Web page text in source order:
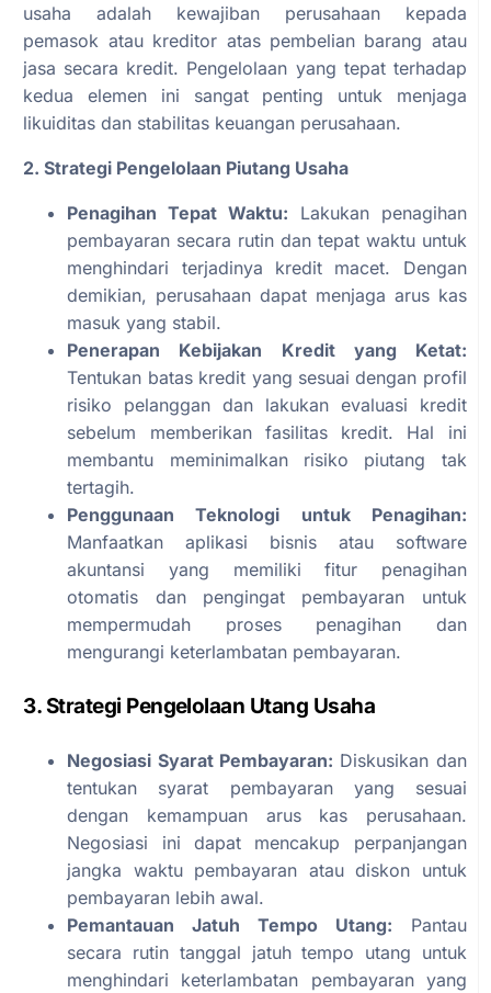
usaha adalah kewajiban perusahaan kepada
pemasok atau kreditor atas pembelian barang atau
jasa secara kredit. Pengelolaan yang tepat terhadap
kedua elemen ini sangat penting untuk menjaga
likuiditas dan stabilitas keuangan perusahaan.
2. Strategi Pengelolaan Piutang Usaha
Penagihan Tepat Waktu: Lakukan penagihan
pembayaran secara rutin dan tepat waktu untuk
menghindari terjadinya kredit macet. Dengan
demikian, perusahaan dapat menjaga arus kas
masuk yang stabil.
Penerapan Kebijakan Kredit yang Ketat:
Tentukan batas kredit yang sesuai dengan profil
risiko pelanggan dan lakukan evaluasi kredit
sebelum memberikan fasilitas kredit. Hal ini
membantu meminimalkan risiko piutang tak
tertagih.
Penggunaan Teknologi untuk Penagihan:
Manfaatkan aplikasi bisnis atau software
akuntansi yang memiliki fitur penagihan
otomatis dan pengingat pembayaran untuk
mempermudah proses penagihan dan
mengurangi keterlambatan pembayaran.
3. Strategi Pengelolaan Utang Usaha
Negosiasi Syarat Pembayaran: Diskusikan dan
tentukan syarat pembayaran yang sesuai
dengan kemampuan arus kas perusahaan.
Negosiasi ini dapat mencakup perpanjangan
jangka waktu pembayaran atau diskon untuk
pembayaran lebih awal.
Pemantauan Jatuh Tempo Utang: Pantau
secara rutin tanggal jatuh tempo utang untuk
menghindari keterlambatan pembayaran yang